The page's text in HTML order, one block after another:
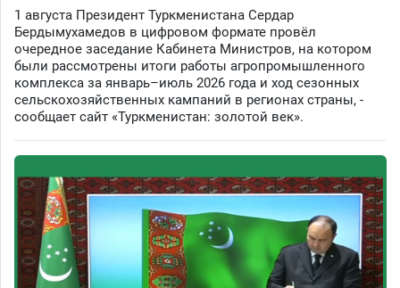
1 августа Президент Туркменистана Сердар
Бердымухамедов в цифровом формате провёл
очередное заседание Кабинета Министров, на котором
были рассмотрены итоги работы агропромышленного
комплекса за январь–июль 2026 года и ход сезонных
сельскохозяйственных кампаний в регионах страны, -
сообщает сайт «Туркменистан: золотой век».